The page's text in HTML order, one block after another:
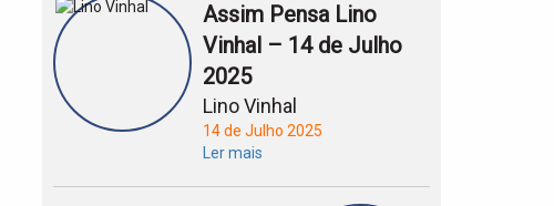
Assim Pensa Lino
Vinhal – 14 de Julho
2025
Lino Vinhal
14 de Julho 2025
Ler mais